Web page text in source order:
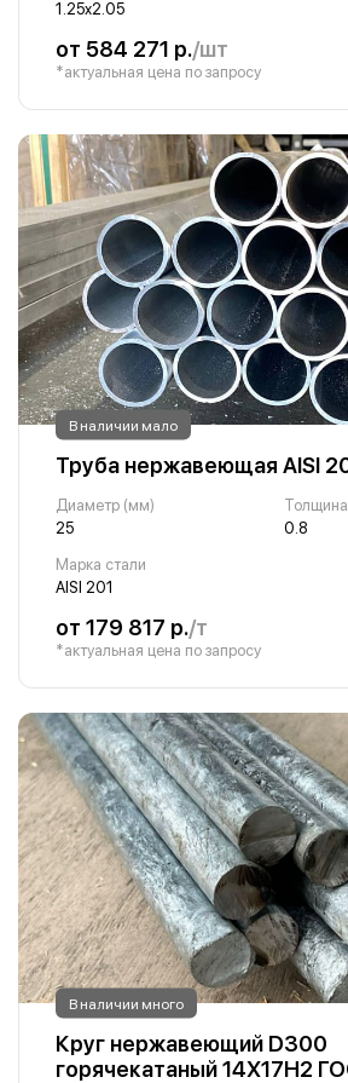
1.25х2.05
от 584 271 р./шт
*актуальная цена по запросу
В наличии мало
Труба нержавеющая AISI
Диаметр (мм)
25
0.8
Марка стали
AISI 201
от 179 817 р./т
*актуальная цена по запросу
В наличии много
Круг нержавеющий D300
горячекатаный 14Х17Н2